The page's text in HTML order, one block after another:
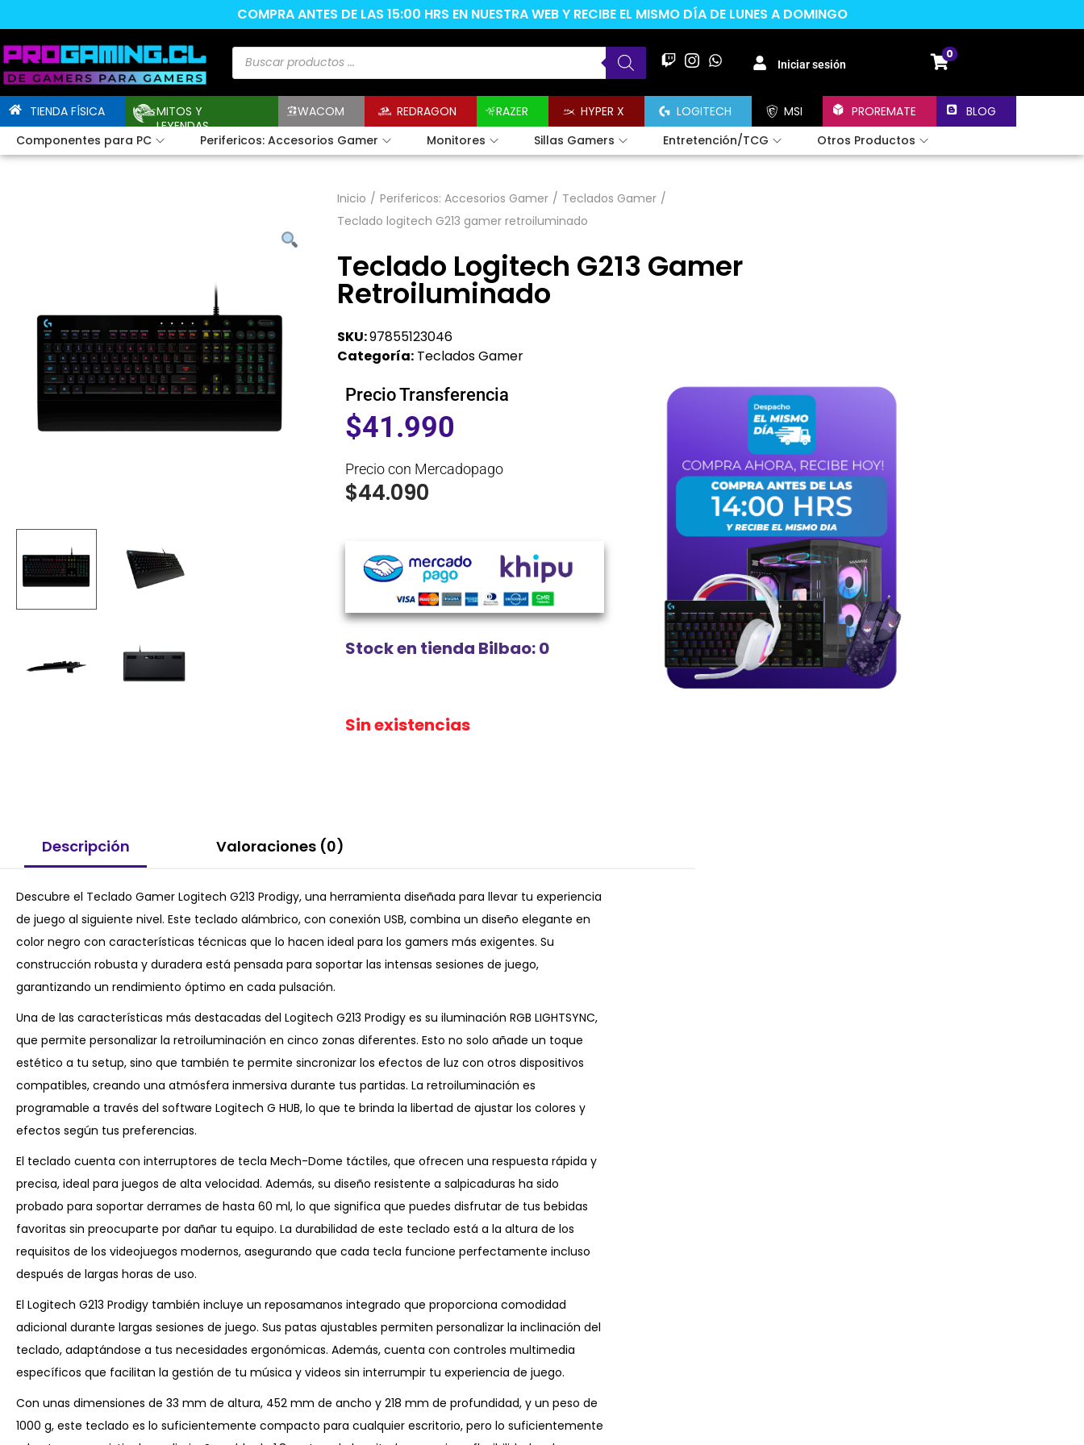
COMPRA ANTES DE LAS 15:00 HRS EN NUESTRA WEB Y RECIBE EL MISMO DÍA DE LUNES A DOMINGO
Iniciar sesión
0
TIENDA FÍSICA
MITOS Y
LEYENDAS
WACOM REDRAGON RAZER HYPER X LOGITECH MSI PROREMATE
BLOG
Componentes para PC
Perifericos: Accesorios Gamer Monitores Sillas Gamers Entretención/TCG Otros Productos
Inicio / Perifericos: Accesorios Gamer / Teclados Gamer /
Teclado logitech G213 gamer retroiluminado
Teclado Logitech G213 Gamer
Retroiluminado
SKU:97855123046
Categoría: Teclados Gamer
Precio Transferencia
$41.990
Precio con Mercadopago
$44.090
Stock en tienda Bilbao: 0
Sin existencias
Descripción Valoraciones (0)
Descubre el Teclado Gamer Logitech G213 Prodigy, una herramienta diseñada para llevar tu experiencia
de juego al siguiente nivel. Este teclado alámbrico, con conexión USB, combina un diseño elegante en
color negro con características técnicas que lo hacen ideal para los gamers más exigentes. Su
construcción robusta y duradera está pensada para soportar las intensas sesiones de juego,
garantizando un rendimiento óptimo en cada pulsación.
Una de las características más destacadas del Logitech G213 Prodigy es su iluminación RGB LIGHTSYNC,
que permite personalizar la retroiluminación en cinco zonas diferentes. Esto no solo añade un toque
estético a tu setup, sino que también te permite sincronizar los efectos de luz con otros dispositivos
compatibles, creando una atmósfera inmersiva durante tus partidas. La retroiluminación es
programable a través del software Logitech G HUB, lo que te brinda la libertad de ajustar los colores y
efectos según tus preferencias.
El teclado cuenta con interruptores de tecla Mech-Dome táctiles, que ofrecen una respuesta rápida y
precisa, ideal para juegos de alta velocidad. Además, su diseño resistente a salpicaduras ha sido
probado para soportar derrames de hasta 60 ml, lo que significa que puedes disfrutar de tus bebidas
favoritas sin preocuparte por dañar tu equipo. La durabilidad de este teclado está a la altura de los
requisitos de los videojuegos modernos, asegurando que cada tecla funcione perfectamente incluso
después de largas horas de uso.
El Logitech G213 Prodigy también incluye un reposamanos integrado que proporciona comodidad
adicional durante largas sesiones de juego. Sus patas ajustables permiten personalizar la inclinación del
teclado, adaptándose a tus necesidades ergonómicas. Además, cuenta con controles multimedia
específicos que facilitan la gestión de tu música y videos sin interrumpir tu experiencia de juego.
Con unas dimensiones de 33 mm de altura, 452 mm de ancho y 218 mm de profundidad, y un peso de
1000 g, este teclado es lo suficientemente compacto para cualquier escritorio, pero lo suficientemente